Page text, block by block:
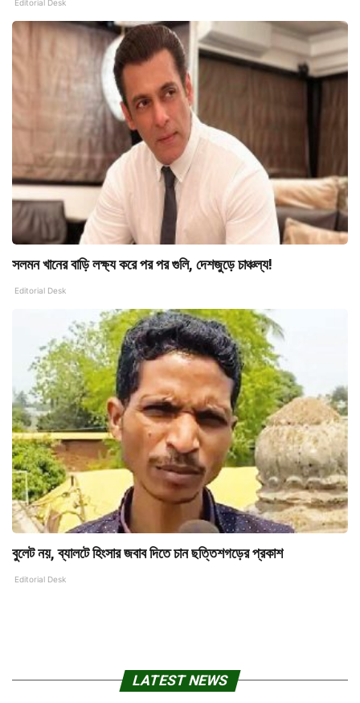
Editorial Desk
সলমন খানের বাড়ি লক্ষ্য করে পর পর গুলি, দেশজুড়ে চাঞ্চল্য!
Editorial Desk
বুলেট নয়, ব্যালটে হিংসার জবাব দিতে চান ছত্তিশগড়ের প্রকাশ
Editorial Desk
LATEST NEWS